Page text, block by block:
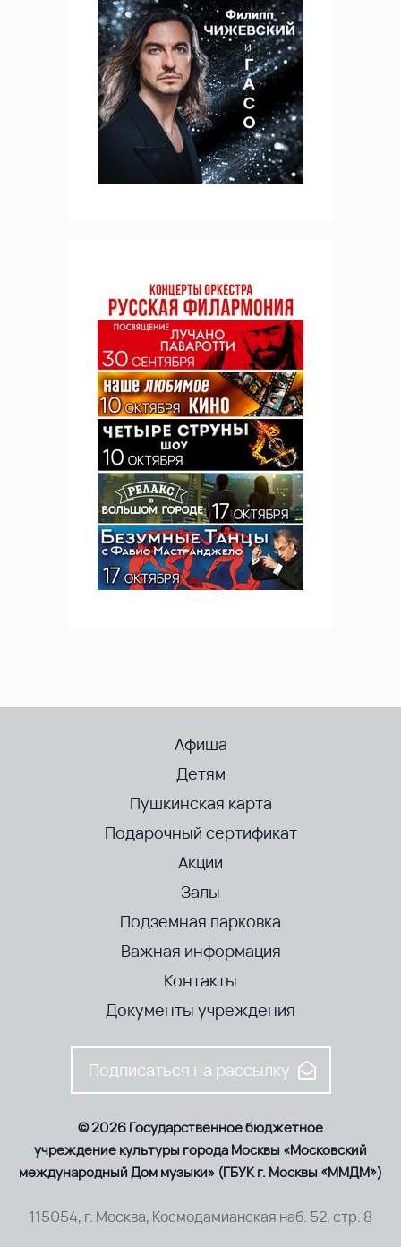
Афиша
Детям
Пушкинская карта
Подарочный сертификат
Акции
Залы
Подземная парковка
Важная информация
Контакты
Документы учреждения
Подписаться на рассылку
© 2026 Государственное бюджетное
учреждение культуры города Москвы «Московский
международный Дом музыки» (ГБУК г. Москвы «ММДМ»)
115054, г. Москва, Космодамианская наб. 52, стр. 8